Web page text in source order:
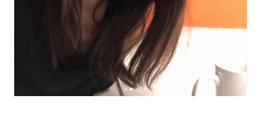
News Cinema
News Musica
News Spettacolo
News dal mondo